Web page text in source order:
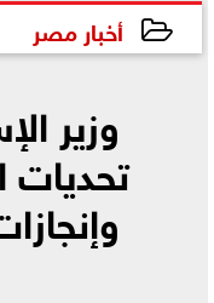
أخبار مصر
وزير
تحديات